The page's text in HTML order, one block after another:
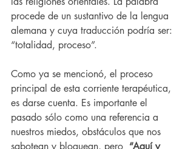
procede de un sustantivo de la lengua
alemana y cuya traducción podría ser:
“totalidad, proceso”.
Como ya se mencionó, el proceso
principal de esta corriente terapéutica,
es darse cuenta. Es importante el
pasado sólo como una referencia a
nuestros miedos, obstáculos que nos
sabotean y bloquean, pero “Aquí y